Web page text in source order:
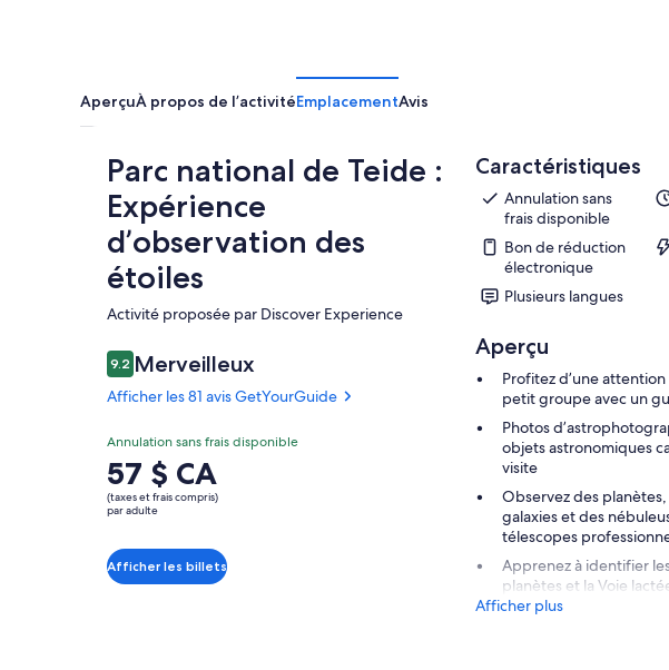
AperçuÀ propos de l’activitéEmplacementAvis
Parc national de Teide :
Expérience
d’observation des
étoiles
Activité proposée par Discover Experience
9.29.2 sur 10
Merveilleux
Afficher les 81 avis GetYourGuide
Annulation sans frais disponible
Le
prix
est
par
adulte
57 $ CA
(taxes et frais compris)
par adulte
Afficher les billets
Caractéristiques
Annulation sans
frais disponible
Bon de réduction
électronique
Plusieurs langues
Aperçu
Profitez d’une
petit groupe avec un
Photos
objets astronomiques
visite
Observez des planètes,
galaxies et des
télescopes
Apprenez à identifier
planètes et la Voie
Afficher plus